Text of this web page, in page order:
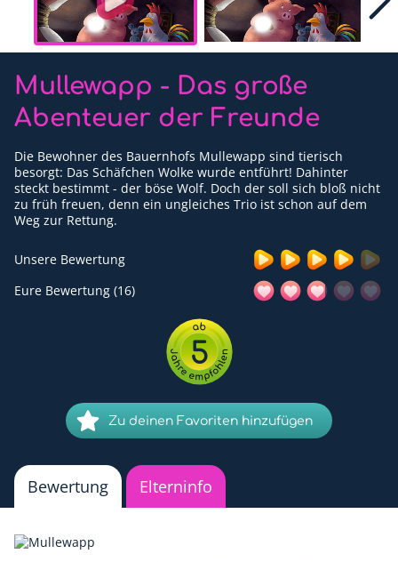
Für Erwachsene
Redaktion
Downloads
Presse
Kontakt
Impressum
Datenschutzerklärung
Mullewapp - Das große
Abenteuer der Freunde
Die Bewohner des Bauernhofs Mullewapp sind tierisch
besorgt: Das Schäfchen Wolke wurde entführt! Dahinter
steckt bestimmt - der böse Wolf. Doch der soll sich bloß nicht
zu früh freuen, denn ein ungleiches Trio ist schon auf dem
Weg zur Rettung.
Unsere Bewertung
Eure Bewertung (16)
5
Zu deinen Favoriten hinzufügen
Bewertung Elterninfo